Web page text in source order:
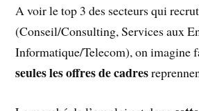
A voir le top 3 des secteurs qui
(Conseil/Consulting, Services aux
Informatique/Telecom), on imagine
seules les offres de cadres